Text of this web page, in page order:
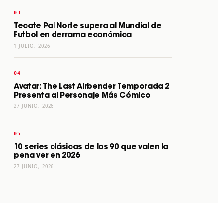
Tecate Pal Norte supera al Mundial de
Futbol en derrama económica
1 JULIO, 2026
Avatar: The Last Airbender Temporada 2
Presenta al Personaje Más Cómico
27 JUNIO, 2026
10 series clásicas de los 90 que valen la
pena ver en 2026
27 JUNIO, 2026